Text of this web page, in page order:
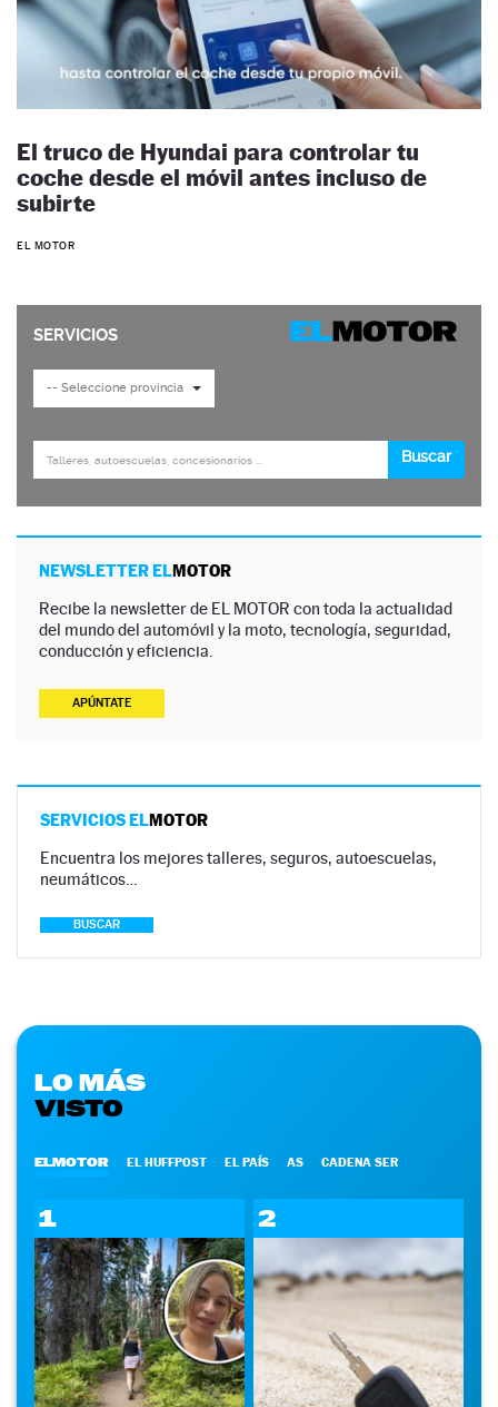
El truco de Hyundai para controlar tu
coche desde el móvil antes incluso de
subirte
EL MOTOR
NEWSLETTER ELMOTOR
Recibe la newsletter de EL MOTOR con toda la actualidad
del mundo del automóvil y la moto, tecnología, seguridad,
conducción y eficiencia.
APÚNTATE
SERVICIOS ELMOTOR
Encuentra los mejores talleres, seguros, autoescuelas,
neumáticos…
BUSCAR
LO MÁS
VISTO
ELMOTOR EL HUFFPOST EL PAÍS AS CADENA SER
1 2